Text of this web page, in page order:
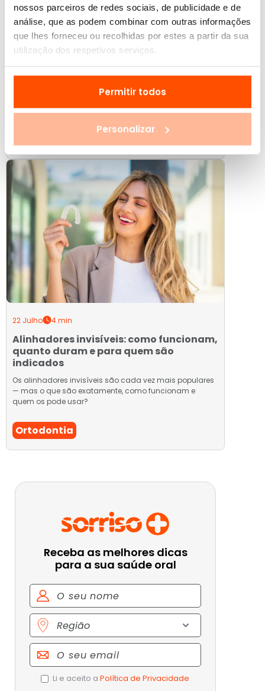
nossos parceiros de redes sociais, de publicidade e de
análise, que as podem combinar com outras informações
que lhes forneceu ou recolhidas por estes a partir da sua
utilização dos respetivos serviços.
Permitir todos
Personalizar
29 Julho 4 min
Porque é que um dente muda de cor de
repente?
Reparou que um dente ficou mais escuro ou
causas mais comuns e quando agir.
22 Julho 4 min
Alinhadores invisíveis: como funcionam,
quanto duram e para quem são
indicados
Os alinhadores invisíveis são cada vez mais populares
— mas o que são exatamente, como funcionam e
quem os pode usar?
Ortodontia
Receba as melhores dicas
para a sua saúde oral
Nome
Região
Email
PolíticaLi e aceito aPolítica de Privacidade